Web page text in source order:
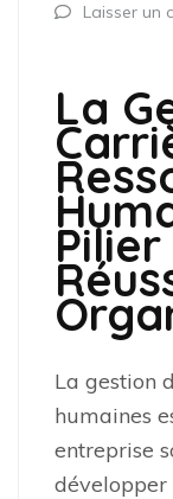
Laisser un
La
La gestion
humaines
entreprise
développer